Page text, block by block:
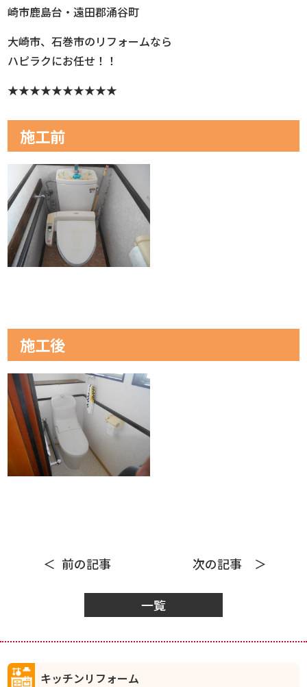
崎市鹿島台・遠田郡涌谷町
大崎市、石巻市のリフォームなら
ハピラクにお任せ！！
★★★★★★★★★★
施工前
施工後
前の記事
一覧
次の記事
キッチンリフォーム